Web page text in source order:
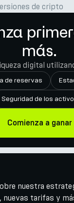
de cripto
más.
digital
de reservas
Seguridad de los
Comienza a ganar
nuestra
nuevas tarifas y